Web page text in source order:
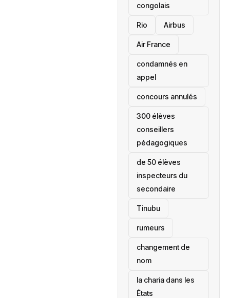
congolais
Rio Airbus
Air France
condamnés en
appel
concours annulés
300 élèves
conseillers
pédagogiques
de 50 élèves
inspecteurs du
secondaire
Tinubu
rumeurs
changement de
nom
la charia dans les
États